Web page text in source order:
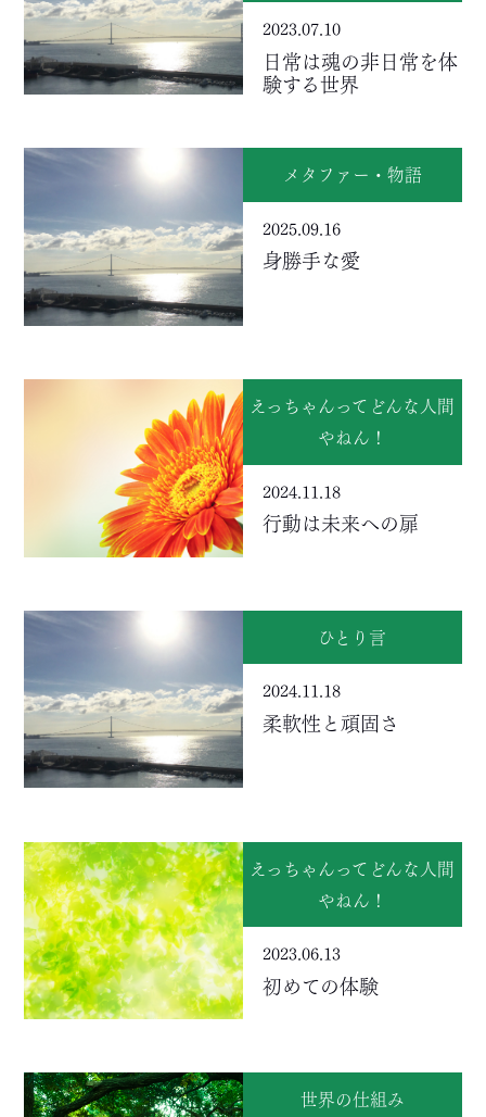
2023.07.10
日常は魂の非日常を体
験する世界
メタファー・物語
2025.09.16
身勝手な愛
えっちゃんってどんな人間
やねん！
2024.11.18
行動は未来への扉
ひとり言
2024.11.18
柔軟性と頑固さ
えっちゃんってどんな人間
やねん！
2023.06.13
初めての体験
世界の仕組み